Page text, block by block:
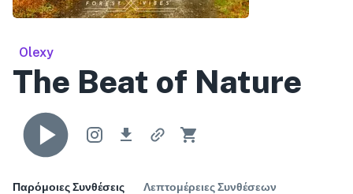
Olexy
The Beat of Nature
Παρόμοιες Συνθέσεις Λεπτομέρειες Συνθέσεων